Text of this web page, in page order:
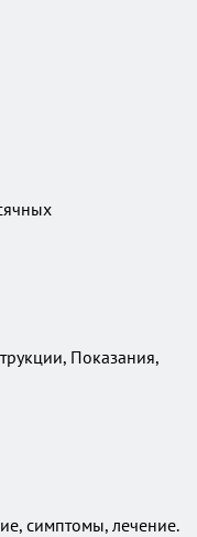
Показания,
симптомы, лечение.